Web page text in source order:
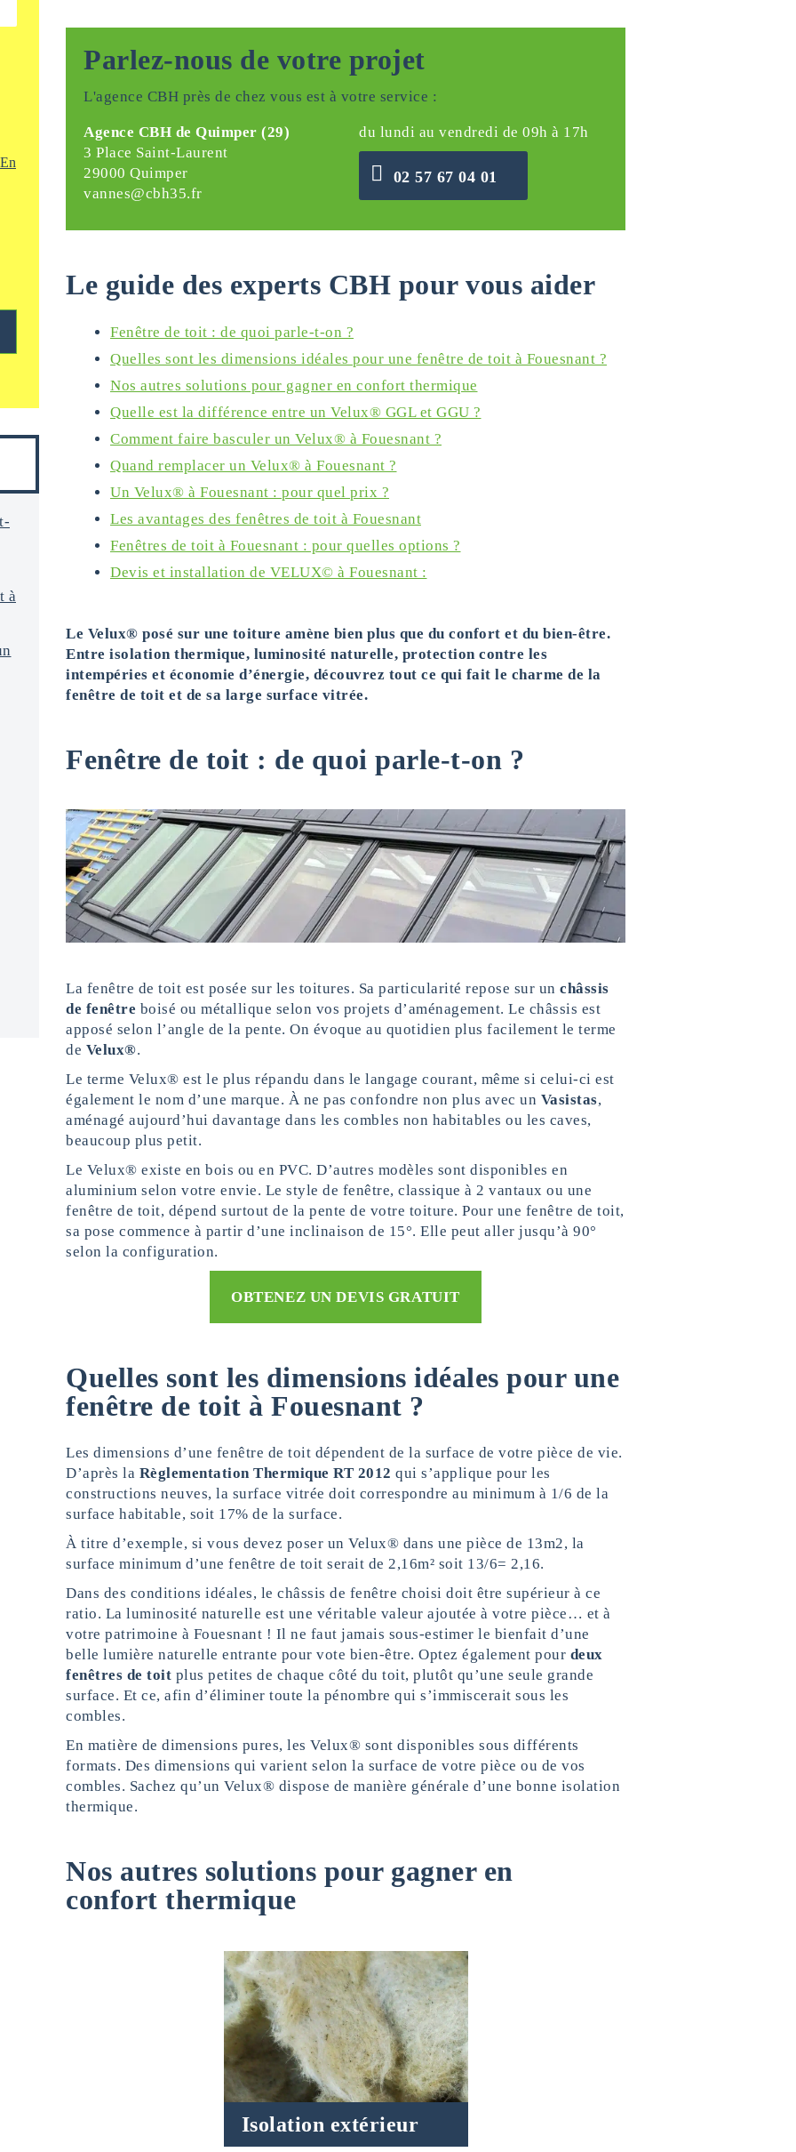
En
à
Parlez-nous de votre projet
L'agence CBH près de chez vous est à votre service :
Agence CBH de Quimper (29)
3 Place Saint-Laurent
29000 Quimper
vannes@cbh35.fr
du lundi au vendredi de 09h à 17h
02 57 67 04 01
Le guide des experts CBH pour vous aider
Fenêtre de toit : de quoi parle-t-on ?
Quelles sont les dimensions idéales pour une fenêtre de toit à Fouesnant ?
Nos autres solutions pour gagner en confort thermique
Quelle est la différence entre un Velux® GGL et GGU ?
Comment faire basculer un Velux® à Fouesnant ?
Quand remplacer un Velux® à Fouesnant ?
Un Velux® à Fouesnant : pour quel prix ?
Les avantages des fenêtres de toit à Fouesnant
Fenêtres de toit à Fouesnant : pour quelles options ?
Devis et installation de VELUX© à Fouesnant :
Le Velux® posé sur une toiture amène bien plus que du confort et du bien-être.
Entre isolation thermique, luminosité naturelle, protection contre les
intempéries et économie d’énergie, découvrez tout ce qui fait le charme de la
fenêtre de toit et de sa large surface vitrée.
Fenêtre de toit : de quoi parle-t-on ?
La fenêtre de toit est posée sur les toitures. Sa particularité repose sur un châssis
de fenêtre boisé ou métallique selon vos projets d’aménagement. Le châssis est
apposé selon l’angle de la pente. On évoque au quotidien plus facilement le terme
de Velux®.
Le terme Velux® est le plus répandu dans le langage courant, même si celui-ci est
également le nom d’une marque. À ne pas confondre non plus avec un Vasistas,
aménagé aujourd’hui davantage dans les combles non habitables ou les caves,
beaucoup plus petit.
Le Velux® existe en bois ou en PVC. D’autres modèles sont disponibles en
aluminium selon votre envie. Le style de fenêtre, classique à 2 vantaux ou une
fenêtre de toit, dépend surtout de la pente de votre toiture. Pour une fenêtre de toit,
sa pose commence à partir d’une inclinaison de 15°. Elle peut aller jusqu’à 90°
selon la configuration.
OBTENEZ UN DEVIS GRATUIT
Quelles sont les dimensions idéales pour une
fenêtre de toit à Fouesnant ?
Les dimensions d’une fenêtre de toit dépendent de la surface de votre pièce de vie.
D’après la Règlementation Thermique RT 2012 qui s’applique pour les
constructions neuves, la surface vitrée doit correspondre au minimum à 1/6 de la
surface habitable, soit 17% de la surface.
À titre d’exemple, si vous devez poser un Velux® dans une pièce de 13m2, la
surface minimum d’une fenêtre de toit serait de 2,16m² soit 13/6= 2,16.
Dans des conditions idéales, le châssis de fenêtre choisi doit être supérieur à ce
ratio. La luminosité naturelle est une véritable valeur ajoutée à votre pièce… et à
votre patrimoine à Fouesnant ! Il ne faut jamais sous-estimer le bienfait d’une
belle lumière naturelle entrante pour vote bien-être. Optez également pour deux
fenêtres de toit plus petites de chaque côté du toit, plutôt qu’une seule grande
surface. Et ce, afin d’éliminer toute la pénombre qui s’immiscerait sous les
combles.
En matière de dimensions pures, les Velux® sont disponibles sous différents
formats. Des dimensions qui varient selon la surface de votre pièce ou de vos
combles. Sachez qu’un Velux® dispose de manière générale d’une bonne isolation
thermique.
Nos autres solutions pour gagner en
confort thermique
Isolation extérieur